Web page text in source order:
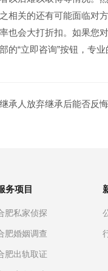
相关的还有可能面临对
也会大打折扣。如果您
的“立即咨询”按钮，专
承人放弃继承后能否反悔
务项目
肥私家侦探
肥婚姻调查
肥出轨取证